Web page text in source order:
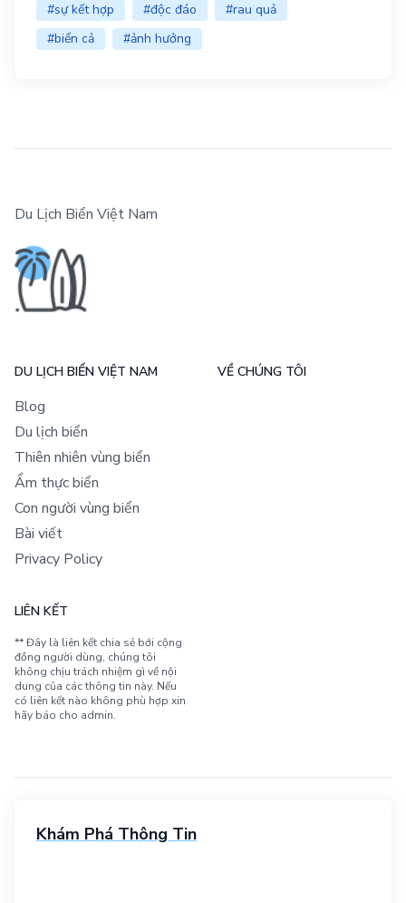
#sự kết hợp
#độc đáo
#rau quả
#biển cả
#ảnh hưởng
Du Lịch Biển Việt Nam
DU LỊCH BIỂN VIỆT NAM
Blog
Du lịch biển
Thiên nhiên vùng biển
Ẩm thực biển
Con người vùng biển
Bài viết
Privacy Policy
VỀ CHÚNG TÔI
LIÊN KẾT
** Đây là liên kết chia sẻ bới cộng
đồng người dùng, chúng tôi
không chịu trách nhiệm gì về nội
dung của các thông tin này. Nếu
có liên kết nào không phù hợp xin
hãy báo cho admin.
Khám Phá Thông Tin